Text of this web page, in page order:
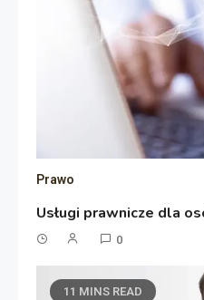
Prawo
Usługi prawnicze dla
0
11 MINS READ